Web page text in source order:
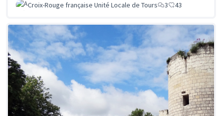
Croix-Rouge française Unité Locale de Tours
3 43